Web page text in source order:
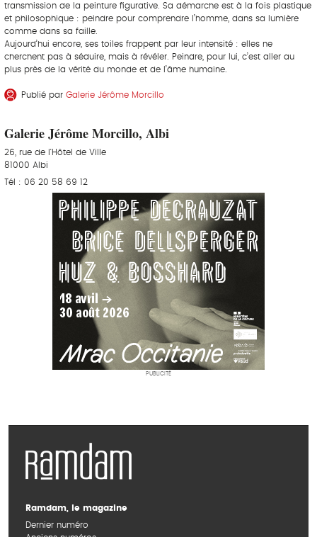
transmission de la peinture figurative. Sa démarche est à la fois plastique
et philosophique : peindre pour comprendre l’homme, dans sa lumière
comme dans sa faille.
Aujourd’hui encore, ses toiles frappent par leur intensité : elles ne
cherchent pas à séduire, mais à révéler. Peindre, pour lui, c’est aller au
plus près de la vérité du monde et de l’âme humaine.
Publié par Galerie Jérôme Morcillo
Galerie Jérôme Morcillo, Albi
26, rue de l'Hôtel de Ville
81000 Albi
Tél : 06 20 58 69 12
PUBLICITÉ
Ramdam, le magazine
Dernier numéro